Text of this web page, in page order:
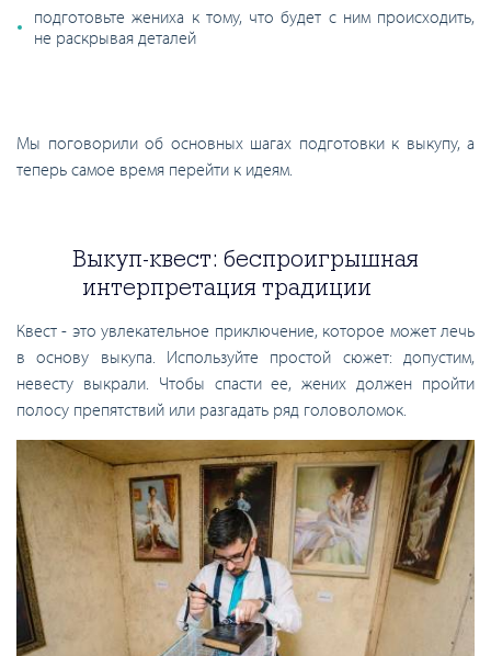
подготовьте жениха к тому, что будет с ним происходить,
не раскрывая деталей
Мы поговорили об основных шагах подготовки к выкупу, а
теперь самое время перейти к идеям.
Выкуп-квест: беспроигрышная
интерпретация традиции
Квест - это увлекательное приключение, которое может лечь
в основу выкупа. Используйте простой сюжет: допустим,
невесту выкрали. Чтобы спасти ее, жених должен пройти
полосу препятствий или разгадать ряд головоломок.